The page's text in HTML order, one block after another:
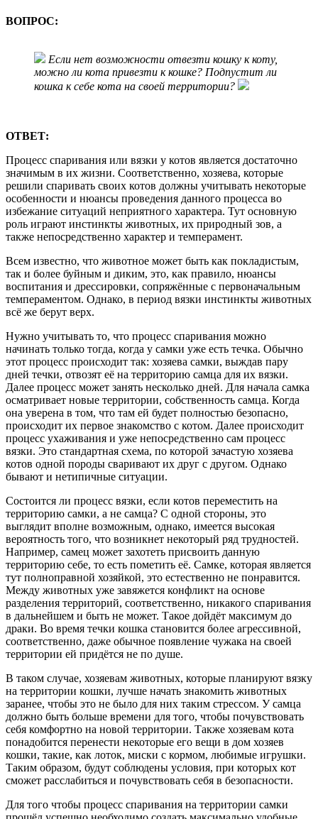
ВОПРОС:
Если нет возможности отвезти кошку к коту,
можно ли кота привезти к кошке? Подпустит ли
кошка к себе кота на своей территории?
ОТВЕТ:
Процесс спаривания или вязки у котов является достаточно
значимым в их жизни. Соответственно, хозяева, которые
решили спаривать своих котов должны учитывать некоторые
особенности и нюансы проведения данного процесса во
избежание ситуаций неприятного характера. Тут основную
роль играют инстинкты животных, их природный зов, а
также непосредственно характер и темперамент.
Всем известно, что животное может быть как покладистым,
так и более буйным и диким, это, как правило, нюансы
воспитания и дрессировки, сопряжённые с первоначальным
темпераментом. Однако, в период вязки инстинкты животных
всё же берут верх.
Нужно учитывать то, что процесс спаривания можно
начинать только тогда, когда у самки уже есть течка. Обычно
этот процесс происходит так: хозяева самки, выждав пару
дней течки, отвозят её на территорию самца для их вязки.
Далее процесс может занять несколько дней. Для начала самка
осматривает новые территории, собственность самца. Когда
она уверена в том, что там ей будет полностью безопасно,
происходит их первое знакомство с котом. Далее происходит
процесс ухаживания и уже непосредственно сам процесс
вязки. Это стандартная схема, по которой зачастую хозяева
котов одной породы сваривают их друг с другом. Однако
бывают и нетипичные ситуации.
Состоится ли процесс вязки, если котов переместить на
территорию самки, а не самца? С одной стороны, это
выглядит вполне возможным, однако, имеется высокая
вероятность того, что возникнет некоторый ряд трудностей.
Например, самец может захотеть присвоить данную
территорию себе, то есть пометить её. Самке, которая является
тут полноправной хозяйкой, это естественно не понравится.
Между животных уже завяжется конфликт на основе
разделения территорий, соответственно, никакого спаривания
в дальнейшем и быть не может. Такое дойдёт максимум до
драки. Во время течки кошка становится более агрессивной,
соответственно, даже обычное появление чужака на своей
территории ей придётся не по душе.
В таком случае, хозяевам животных, которые планируют вязку
на территории кошки, лучше начать знакомить животных
заранее, чтобы это не было для них таким стрессом. У самца
должно быть больше времени для того, чтобы почувствовать
себя комфортно на новой территории. Также хозяевам кота
понадобится перенести некоторые его вещи в дом хозяев
кошки, такие, как лоток, миски с кормом, любимые игрушки.
Таким образом, будут соблюдены условия, при которых кот
сможет расслабиться и почувствовать себя в безопасности.
Для того чтобы процесс спаривания на территории самки